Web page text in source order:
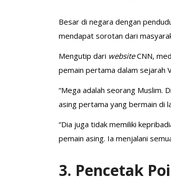
Besar di negara dengan
mendapat sorotan dari
Mengutip dari websiteCNN,
pemain pertama dalam sejarah
“Mega adalah seorang Muslim.
asing pertama yang bermain di
“Dia juga tidak memiliki
pemain asing. Ia menjalani
3. Pencetak